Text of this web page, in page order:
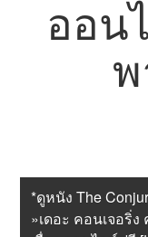
ออน
*ดูหนัง The
»เดอะ คอนเจอริ่ง